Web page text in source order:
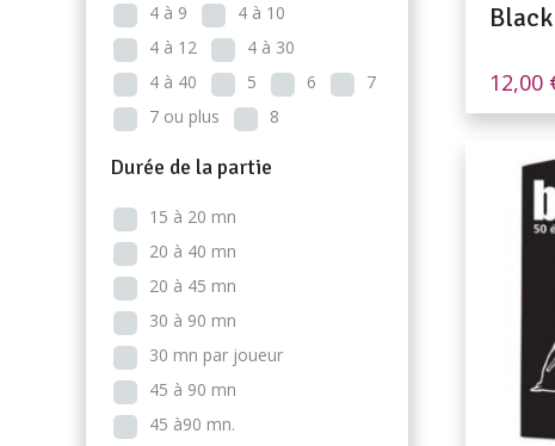
12,00
4 à 9
4 à 10
4 à 12
4 à 30
4 à 40
5 6
7
7 ou plus
8
Durée de la partie
15 à 20 mn
20 à 40 mn
20 à 45 mn
30 à 90 mn
30 mn par joueur
45 à 90 mn
45 à90 mn.